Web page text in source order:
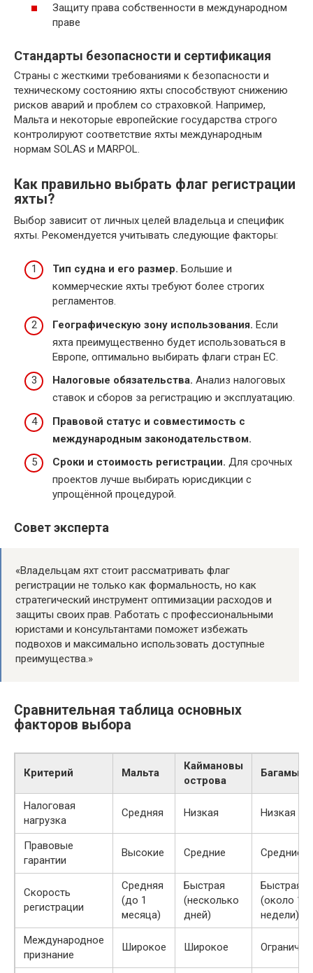
Защиту права собственности в международном
праве
Стандарты безопасности и сертификация
Страны с жесткими требованиями к безопасности и
техническому состоянию яхты способствуют снижению
рисков аварий и проблем со страховкой. Например,
Мальта и некоторые европейские государства строго
контролируют соответствие яхты международным
нормам SOLAS и MARPOL.
Как правильно выбрать флаг регистрации
яхты?
Выбор зависит от личных целей владельца и специфик
яхты. Рекомендуется учитывать следующие факторы:
Тип судна и его размер. Большие и
коммерческие яхты требуют более строгих
регламентов.
Географическую зону использования. Если
яхта преимущественно будет использоваться в
Европе, оптимально выбирать флаги стран ЕС.
Налоговые обязательства. Анализ налоговых
ставок и сборов за регистрацию и эксплуатацию.
Правовой статус и совместимость с
международным законодательством.
Сроки и стоимость регистрации. Для срочных
проектов лучше выбирать юрисдикции с
упрощённой процедурой.
Совет эксперта
«Владельцам яхт стоит рассматривать флаг
регистрации не только как формальность, но как
стратегический инструмент оптимизации расходов и
защиты своих прав. Работать с профессиональными
юристами и консультантами поможет избежать
подвохов и максимально использовать доступные
преимущества.»
Сравнительная таблица основных
факторов выбора
Критерий Мальта
Каймановы
острова
Багамы
Налоговая
нагрузка
Средняя Низкая Низкая
Правовые
гарантии
Высокие Средние Средние
Скорость
регистрации
Средняя
(до 1
месяца)
Быстрая
(несколько
дней)
Быстрая
(около 1
недели)
Международное
признание
Широкое Широкое